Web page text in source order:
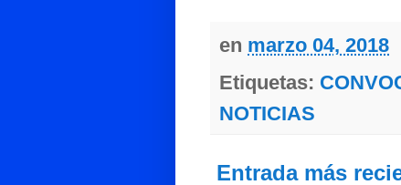
en marzo 04, 2018
Etiquetas:
NOTICIAS
Entrada más